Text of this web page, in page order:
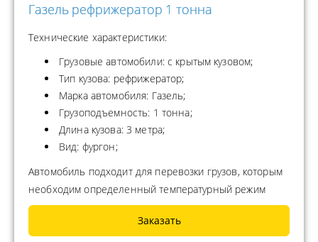
Газель рефрижератор 1 тонна
Технические характеристики:
Грузовые автомобили: с крытым кузовом;
Тип кузова: рефрижератор;
Марка автомобиля: Газель;
Грузоподъемность: 1 тонна;
Длина кузова: 3 метра;
Вид: фургон;
Автомобиль подходит для перевозки грузов, которым
необходим определенный температурный режим
Заказать